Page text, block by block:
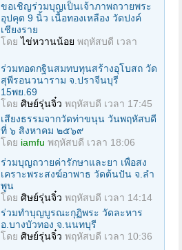
ขอเชิญร่วมบุญเป็นเจ้าภาพถวายพระ
อุปคุต 9 นิ้ว เนื้อทองเหลือง วัดปงค์
เชียงราย
โดยไข่หวานน้อย พฤหัสบดี เวลา
ร่วมทอดกฐินสมทบทุนสร้างอุโบสถ วัด
สุพีรอนวนาราม จ.ปราจีนบุรี
15พย.69
โดย ศิษย์รุ่นจิ๋ว พฤหัสบดี เวลา 17:45
เสียงธรรมจากวัดท่าขนุน วันพฤหัสบดี
ที่ ๖ สิงหาคม ๒๕๖๙
โดย iamfu พฤหัสบดี เวลา 18:06
ร่วมบุญถวายค่ารักษาและยา เพื่อสง
เคราะพระสงฆ์อาพาธ วัดต้นปัน จ.ลํา
พูน
โดย ศิษย์รุ่นจิ๋ว พฤหัสบดี เวลา 14:14
ร่วมทําบุญบูรณะกุฏิพระ วัดละหาร
อ.บางบัวทอง จ.นนทบุรี
โดย ศิษย์รุ่นจิ๋ว พฤหัสบดี เวลา 10:36